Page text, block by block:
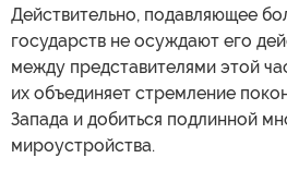
Действительно, подавляющее
государств не осуждают его
между представителями этой
их объединяет стремление
Запада и добиться подлинной
мироустройства.